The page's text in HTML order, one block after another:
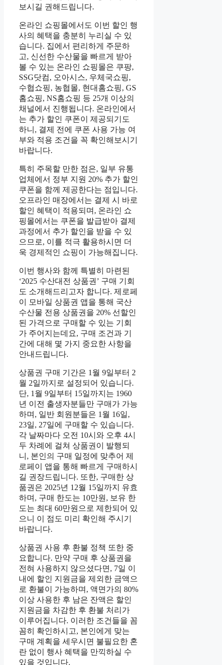
보시길 권해드립니다.
온라인 쇼핑몰에서도 이번 할인 행
사의 혜택을 충분히 누리실 수 있
습니다. 집에서 편리하게 주문하
고, 신선한 수산물을 빠르게 받아
볼 수 있는 온라인 쇼핑몰은 쿠팡,
SSG닷컴, 오아시스, 우체국쇼핑,
수협쇼핑, 농협몰, 현대홈쇼핑, GS
홈쇼핑, NS홈쇼핑 등 25개 이상의
채널에서 진행됩니다. 온라인에서
는 추가 할인 쿠폰이 제공되기도
하니, 결제 전에 쿠폰 사용 가능 여
부와 적용 조건을 꼭 확인해보시기
바랍니다.
특히 주목할 만한 점은, 일부 유통
업체에서 정부 지원 20% 추가 할인
쿠폰을 함께 제공한다는 점입니다.
오프라인 매장에서는 결제 시 바로
할인 혜택이 적용되며, 온라인 쇼
핑몰에서는 쿠폰을 발급받아 결제
과정에서 추가 할인을 받을 수 있
으므로, 이를 적극 활용하시면 더
욱 경제적인 쇼핑이 가능해집니다.
이번 행사와 함께 특별히 마련된
‘2025 수산대전 상품권’ 구매 기회
도 소개해드리고자 합니다. 제로페
이 모바일 상품권 앱을 통해 국산
수산물 전용 상품권을 20% 선할인
된 가격으로 구매할 수 있는 기회
가 주어지는데요, 구매 조건과 기
간에 대해 몇 가지 중요한 사항을
안내드립니다.
상품권 구매 기간은 1월 9일부터 2
월 2일까지로 설정되어 있습니다.
단, 1월 9일부터 15일까지는 1960
년 이전 출생자분들만 구매가 가능
하며, 일반 회원분들은 1월 16일,
23일, 27일에 구매할 수 있습니다.
각 날짜마다 오전 10시와 오후 4시
두 차례에 걸쳐 상품권이 발행되
니, 본인의 구매 일정에 맞추어 제
로페이 앱을 통해 빠르게 구매하시
길 권장드립니다. 또한, 구매한 상
품권은 2025년 12월 15일까지 유효
하며, 구매 한도는 10만원, 보유 한
도는 최대 60만원으로 제한되어 있
으니 이 점도 미리 확인해 주시기
바랍니다.
상품권 사용 후 환불 정책 또한 중
요합니다. 만약 구매 후 상품권을
전혀 사용하지 않으셨다면, 7일 이
내에 할인 지원금을 제외한 금액으
로 환불이 가능하며, 액면가의 80%
이상 사용한 후 남은 잔액은 할인
지원금을 차감한 후 환불 처리가
이루어집니다. 이러한 조건들을 꼼
꼼히 확인하시고, 본인에게 맞는
구매 계획을 세우시면 불필요한 혼
란 없이 행사 혜택을 만끽하실 수
있을 것입니다.